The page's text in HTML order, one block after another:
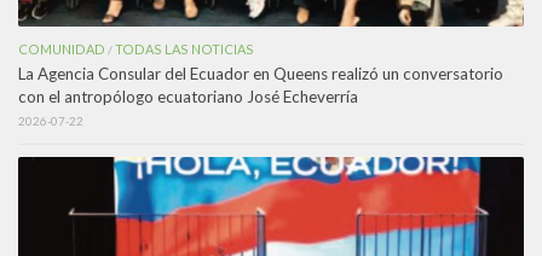
COMUNIDAD /TODAS LAS NOTICIAS
La Agencia Consular del Ecuador en Queens realizó un conversatorio
con el antropólogo ecuatoriano José Echeverría
2026-07-22